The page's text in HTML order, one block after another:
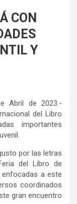
CON
Y
Abril de 2023.-
del Libro
importantes
por las letras
del Libro de
enfocadas a este
coordinados
gran encuentro